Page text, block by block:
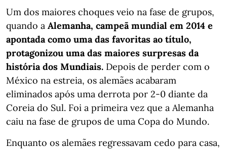
Um dos maiores choques veio na fase de grupos,
quando a Alemanha, campeã mundial em 2014 e
apontada como uma das favoritas ao título,
protagonizou uma das maiores surpresas da
história dos Mundiais. Depois de perder com o
México na estreia, os alemães acabaram
eliminados após uma derrota por 2-0 diante da
Coreia do Sul. Foi a primeira vez que a Alemanha
caiu na fase de grupos de uma Copa do Mundo.
Enquanto os alemães regressavam cedo para casa,